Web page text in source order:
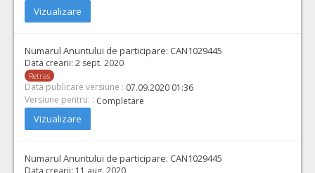
Vizualizare
Numarul Anuntului de participare: CAN1029445
Data crearii: 2 sept. 2020
Retras
Data publicare versiune : 07.09.2020 01:36
Versiune pentru: : Completare
Vizualizare
Numarul Anuntului de participare: CAN1029445
Data crearii: 11 aug. 2020